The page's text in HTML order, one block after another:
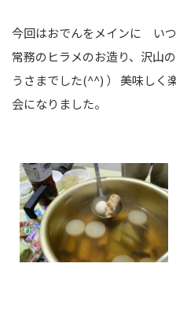
今回はおでんをメインに い
常務のヒラメのお造り、沢山
うさまでした(^^) ） 美味しく
会になりました。